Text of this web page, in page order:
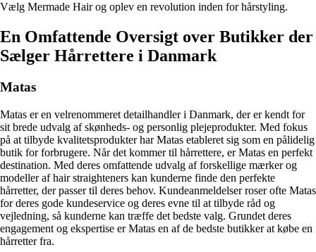
Vælg Mermade Hair og oplev en revolution inden for hårstyling.
En Omfattende Oversigt over Butikker der
Sælger Hårrettere i Danmark
Matas
Matas er en velrenommeret detailhandler i Danmark, der er kendt for
sit brede udvalg af skønheds- og personlig plejeprodukter. Med fokus
på at tilbyde kvalitetsprodukter har Matas etableret sig som en pålidelig
butik for forbrugere. Når det kommer til hårrettere, er Matas en perfekt
destination. Med deres omfattende udvalg af forskellige mærker og
modeller af hair straighteners kan kunderne finde den perfekte
hårretter, der passer til deres behov. Kundeanmeldelser roser ofte Matas
for deres gode kundeservice og deres evne til at tilbyde råd og
vejledning, så kunderne kan træffe det bedste valg. Grundet deres
engagement og ekspertise er Matas en af de bedste butikker at købe en
hårretter fra.